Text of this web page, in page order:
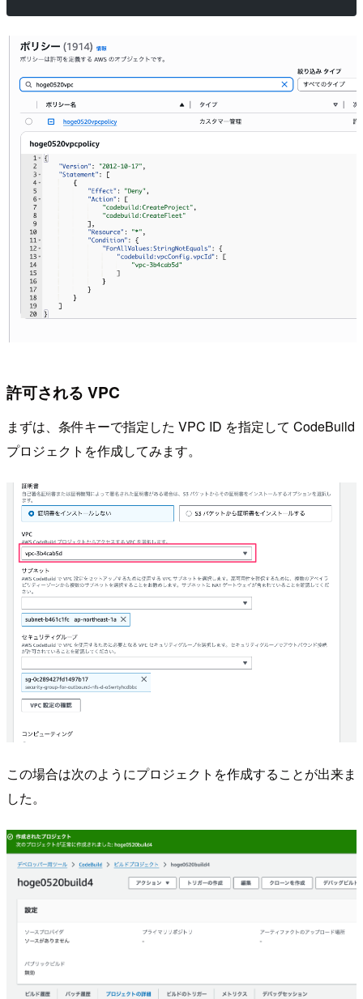
許可される VPC
まずは、条件キーで指定した VPC ID を指定して CodeBuild
プロジェクトを作成してみます。
この場合は次のようにプロジェクトを作成することが出来ま
した。